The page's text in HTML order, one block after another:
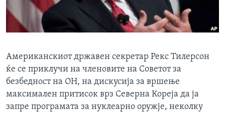
ИНТЕРВЈУА
Јазици
Американскиот државен секретар Рекс Тилерсон
ќе се приклучи на членовите на Советот за
безбедност на ОН, на дискусија за вршење
максимален притисок врз Северна Кореја да ја
запре програмата за нуклеарно оружје, неколку